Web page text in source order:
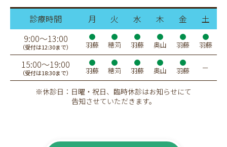
診療時間 月 火 水 木 金
土
9:00〜13:00
（受付は12:30まで） 羽藤 穂苅 羽藤 奥山 羽藤 羽藤
15:00〜19:00
（受付は18:30まで） 羽藤 穂苅 羽藤 奥山 羽藤 ー
※休診日：日曜・祝日、臨時休診はお知らせにて
告知させていただきます。